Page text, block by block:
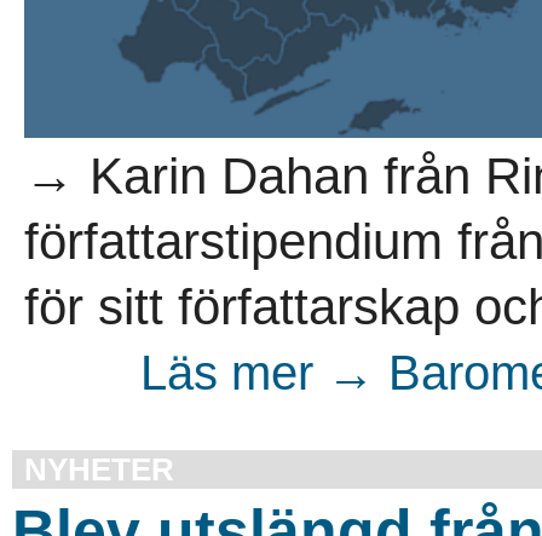
→ Karin Dahan från
författarstipendium
för sitt författarskap
Läs mer →
NYHETER